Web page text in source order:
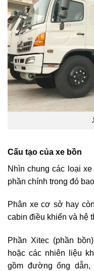
Cấu tạo của xe bồn
Nhìn chung các loại
phần chính trong đó
Phân xe cơ sở hay
cabin điều khiển và hệ
Phần Xitec (phần
hoặc các nhiên liệu
gồm đường ống